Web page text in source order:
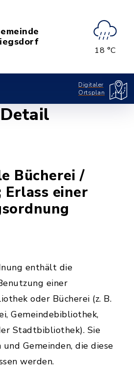
18 °C
Digitaler
Ortsplan
Bücherei /
einer
enthält die
einer
oder Bücherei (z. B.
Gemeindebibliothek,
Stadtbibliothek). Sie
Gemeinden, die diese
werden.